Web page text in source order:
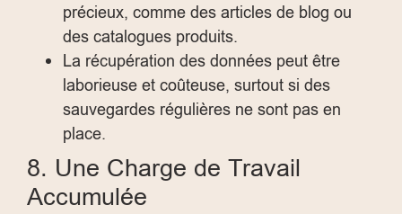
précieux, comme des articles de blog ou
des catalogues produits.
La récupération des données peut être
laborieuse et coûteuse, surtout si des
sauvegardes régulières ne sont pas en
place.
8. Une Charge de Travail
Accumulée